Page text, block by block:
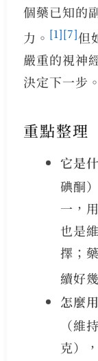
個藥已知的
力。 [1][7]但
嚴重的視神
決定下一步。
重點整理
它是
碘酮
一，
也是
擇；
續好
怎麼用
（維
克）